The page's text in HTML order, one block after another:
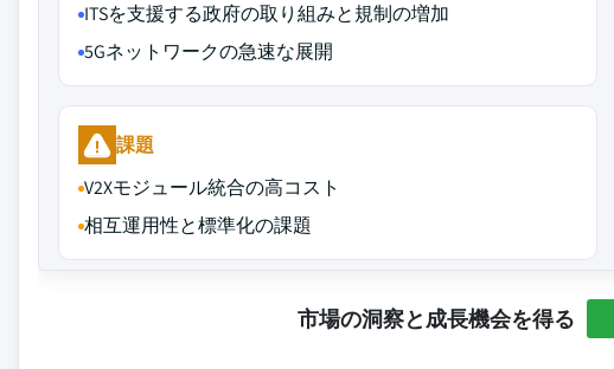
ITSを支援する政府の取り組みと規制の増加
5Gネットワークの急速な展開
課題
V2Xモジュール統合の高コスト
相互運用性と標準化の課題
市場の洞察と成長機会を得る